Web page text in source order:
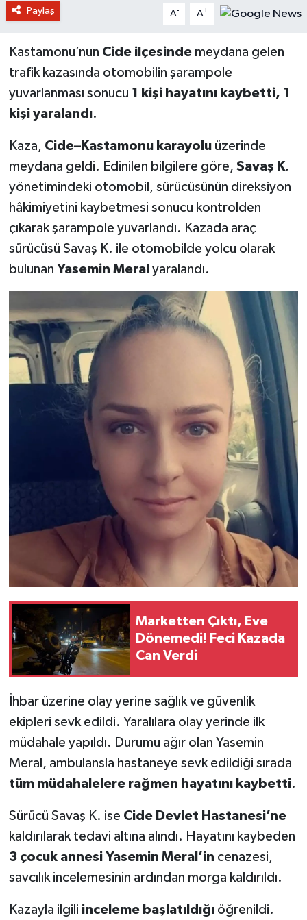
Paylaş A- A+
Kastamonu’nun Cide ilçesindemeydana gelen
trafik kazasında otomobilin şarampole
yuvarlanması sonucu 1 kişi hayatını kaybetti, 1
kişi yaralandı.
Kaza, Cide–Kastamonu karayoluüzerinde
meydana geldi. Edinilen bilgilere göre, Savaş K.
yönetimindeki otomobil, sürücüsünün direksiyon
hâkimiyetini kaybetmesi sonucu kontrolden
çıkarak şarampole yuvarlandı. Kazada araç
sürücüsü Savaş K. ile otomobilde yolcu olarak
bulunan Yasemin Meral yaralandı.
Marketten Çıktı, Eve
Dönemedi! Feci Kazada
Can Verdi
İhbar üzerine olay yerine sağlık ve güvenlik
ekipleri sevk edildi. Yaralılara olay yerinde ilk
müdahale yapıldı. Durumu ağır olan Yasemin
Meral, ambulansla hastaneye sevk edildiği sırada
tüm müdahalelere rağmen hayatını kaybetti.
Sürücü Savaş K. ise Cide Devlet Hastanesi’ne
kaldırılarak tedavi altına alındı. Hayatını kaybeden
3 çocuk annesi Yasemin Meral’in cenazesi,
savcılık incelemesinin ardından morga kaldırıldı.
Kazayla ilgili inceleme başlatıldığıöğrenildi.